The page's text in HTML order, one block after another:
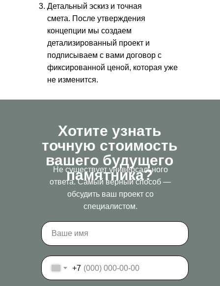
Детальный эскиз и точная
смета. После утверждения
концепции мы создаем
детализированный проект и
подписываем с вами договор с
фиксированной ценой, которая уже
не изменится.
Хотите узнать
точную стоимость
вашего будущего
памятника?
+7
Не существует универсального
ответа. Самый верный способ —
обсудить ваш проект со
специалистом.